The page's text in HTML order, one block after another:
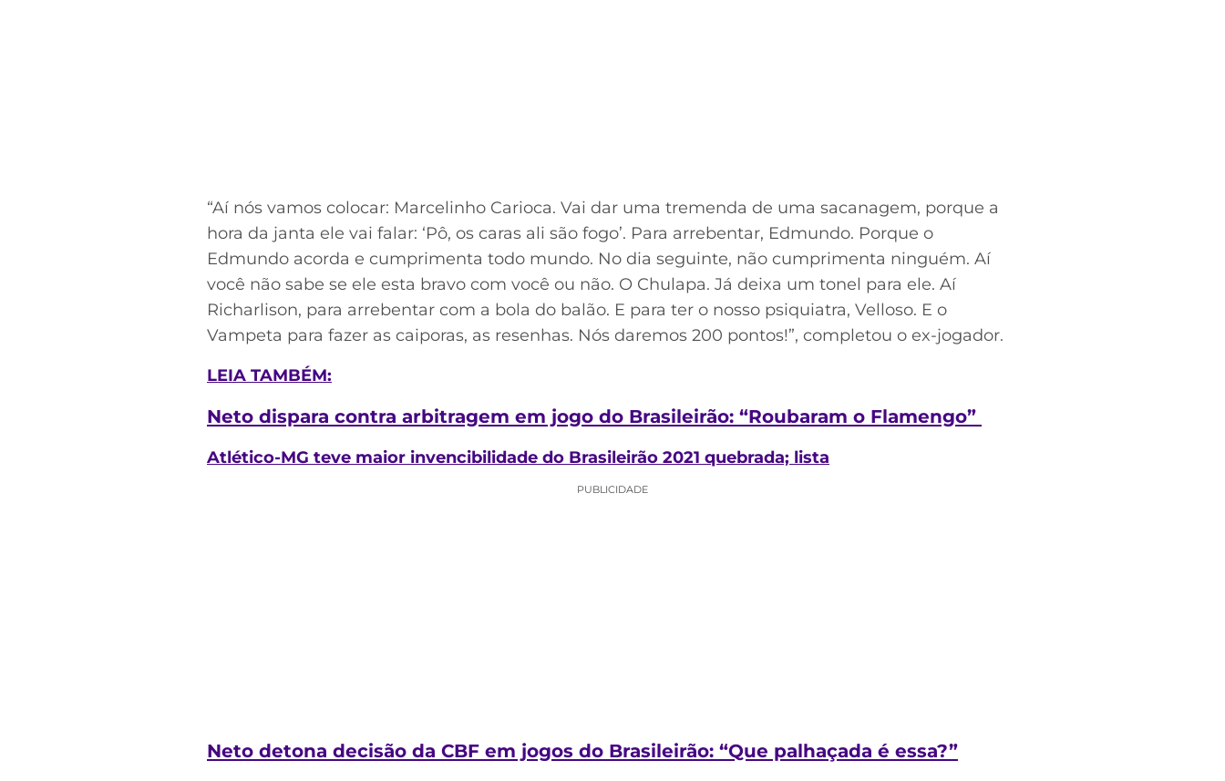
“Aí nós vamos colocar: Marcelinho Carioca. Vai dar uma tremenda de uma sacanagem, porque a
hora da janta ele vai falar: ‘Pô, os caras ali são fogo’. Para arrebentar, Edmundo. Porque o
Edmundo acorda e cumprimenta todo mundo. No dia seguinte, não cumprimenta ninguém. Aí
você não sabe se ele esta bravo com você ou não. O Chulapa. Já deixa um tonel para ele. Aí
Richarlison, para arrebentar com a bola do balão. E para ter o nosso psiquiatra, Velloso. E o
Vampeta para fazer as caiporas, as resenhas. Nós daremos 200 pontos!”, completou o ex-jogador.
LEIA TAMBÉM:
Neto dispara contra arbitragem em jogo do Brasileirão: “Roubaram o Flamengo”
Atlético-MG teve maior invencibilidade do Brasileirão 2021 quebrada; lista
PUBLICIDADE
Neto detona decisão da CBF em jogos do Brasileirão: “Que palhaçada é essa?”